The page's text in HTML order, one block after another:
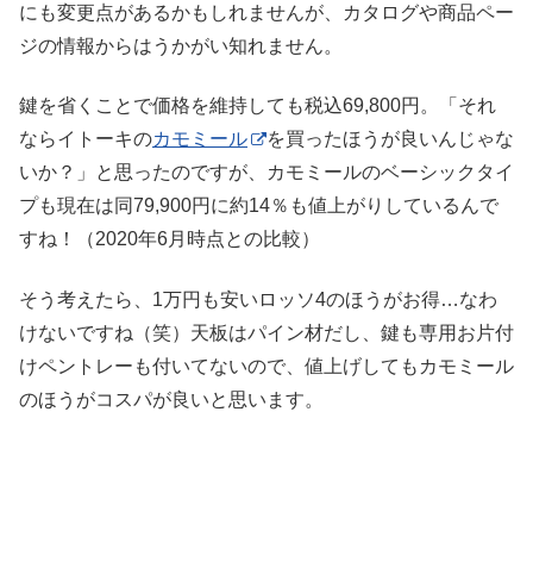
にも変更点があるかもしれませんが、カタログや商品ペー
ジの情報からはうかがい知れません。
鍵を省くことで価格を維持しても税込69,800円。「それ
ならイトーキのカモミール
を買ったほうが良いんじゃな
いか？」と思ったのですが、カモミールのベーシックタイ
プも現在は同79,900円に約14％も値上がりしているんで
すね！（2020年6月時点との比較）
そう考えたら、1万円も安いロッソ4のほうがお得…なわ
けないですね（笑）天板はパイン材だし、鍵も専用お片付
けペントレーも付いてないので、値上げしてもカモミール
のほうがコスパが良いと思います。